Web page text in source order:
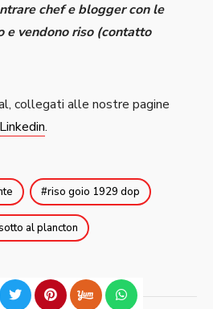
chef e blogger con le
e vendono riso (contatto
collegati alle nostre pagine
Linkedin.
riso goio 1929 dop
al plancton